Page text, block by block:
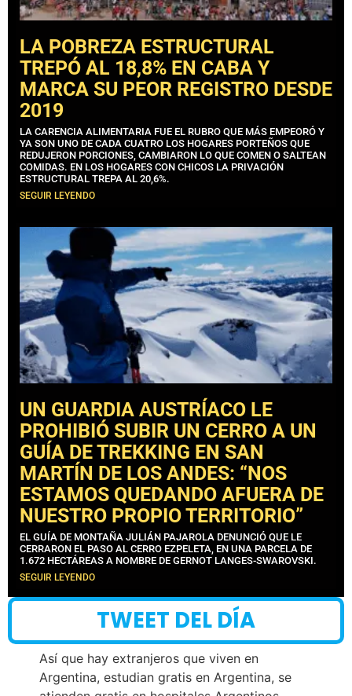
LA POBREZA ESTRUCTURAL
TREPÓ AL 18,8% EN CABA Y
MARCA SU PEOR REGISTRO DESDE
2019
LA CARENCIA ALIMENTARIA FUE EL RUBRO QUE MÁS EMPEORÓ Y
YA SON UNO DE CADA CUATRO LOS HOGARES PORTEÑOS QUE
REDUJERON PORCIONES, CAMBIARON LO QUE COMEN O SALTEAN
COMIDAS. EN LOS HOGARES CON CHICOS LA PRIVACIÓN
ESTRUCTURAL TREPA AL 20,6%.
SEGUIR LEYENDO
UN GUARDIA AUSTRÍACO LE
PROHIBIÓ SUBIR UN CERRO A UN
GUÍA DE TREKKING EN SAN
MARTÍN DE LOS ANDES: “NOS
ESTAMOS QUEDANDO AFUERA DE
NUESTRO PROPIO TERRITORIO”
EL GUÍA DE MONTAÑA JULIÁN PAJAROLA DENUNCIÓ QUE LE
CERRARON EL PASO AL CERRO EZPELETA, EN UNA PARCELA DE
1.672 HECTÁREAS A NOMBRE DE GERNOT LANGES-SWAROVSKI.
SEGUIR LEYENDO
TWEET DEL DÍA
Así que hay extranjeros que viven en
Argentina, estudian gratis en Argentina, se